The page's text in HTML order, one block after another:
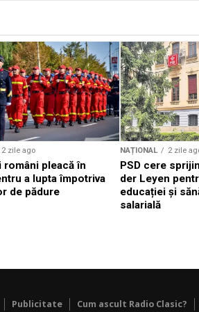
2 zile ago
români pleacă în
a lupta împotriva
de pădure
NAȚIONAL 2 zile
PSD cere
der Leyen
educației și
salarială
Publicitate Cum ascult Radio Clasic?